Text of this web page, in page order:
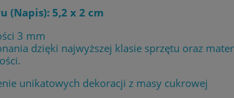
(Napis): 5,2 x 2 cm
3 mm
dzięki najwyższej klasie sprzętu oraz
unikatowych dekoracji z masy cukrowej